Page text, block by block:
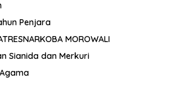
Penjara
MOROWALI
Sianida dan Merkuri